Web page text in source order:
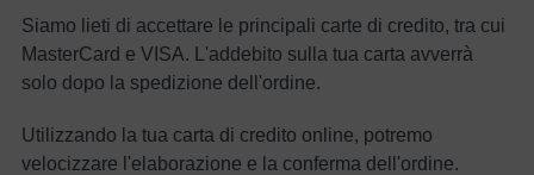
Siamo lieti di accettare le principali carte di credito, tra cui
MasterCard e VISA. L'addebito sulla tua carta avverrà
solo dopo la spedizione dell'ordine.
Utilizzando la tua carta di credito online, potremo
velocizzare l'elaborazione e la conferma dell'ordine.